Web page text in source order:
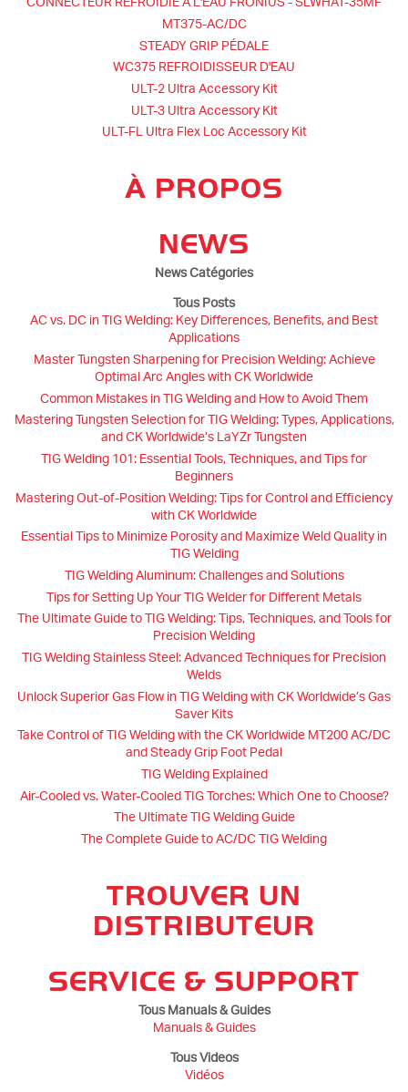
CONNECTEUR REFROIDIE À L'EAU FRONIUS - SLWHAT-35MF
MT375-AC/DC
STEADY GRIP PÉDALE
WC375 REFROIDISSEUR D'EAU
ULT-2 Ultra Accessory Kit
ULT-3 Ultra Accessory Kit
ULT-FL Ultra Flex Loc Accessory Kit
À PROPOS
NEWS
News Catégories
Tous Posts
AC vs. DC in TIG Welding: Key Differences, Benefits, and Best
Applications
Master Tungsten Sharpening for Precision Welding: Achieve
Optimal Arc Angles with CK Worldwide
Common Mistakes in TIG Welding and How to Avoid Them
Mastering Tungsten Selection for TIG Welding: Types, Applications,
and CK Worldwide’s LaYZr Tungsten
TIG Welding 101: Essential Tools, Techniques, and Tips for
Beginners
Mastering Out-of-Position Welding: Tips for Control and Efficiency
with CK Worldwide
Essential Tips to Minimize Porosity and Maximize Weld Quality in
TIG Welding
TIG Welding Aluminum: Challenges and Solutions
Tips for Setting Up Your TIG Welder for Different Metals
The Ultimate Guide to TIG Welding: Tips, Techniques, and Tools for
Precision Welding
TIG Welding Stainless Steel: Advanced Techniques for Precision
Welds
Unlock Superior Gas Flow in TIG Welding with CK Worldwide’s Gas
Saver Kits
Take Control of TIG Welding with the CK Worldwide MT200 AC/DC
and Steady Grip Foot Pedal
TIG Welding Explained
Air-Cooled vs. Water-Cooled TIG Torches: Which One to Choose?
The Ultimate TIG Welding Guide
The Complete Guide to AC/DC TIG Welding
TROUVER UN
DISTRIBUTEUR
SERVICE & SUPPORT
Tous Manuals & Guides
Manuals & Guides
Tous Videos
Vidéos